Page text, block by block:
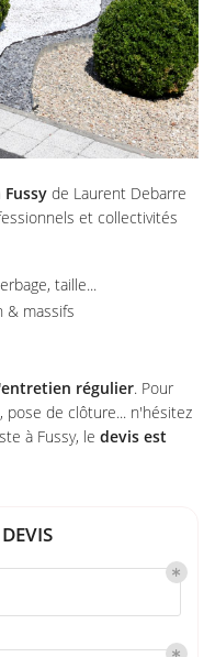
de Laurent Debarre
et collectivités
taille...
& massifs
régulier. Pour
de clôture... n'hésitez
à Fussy, le devis est